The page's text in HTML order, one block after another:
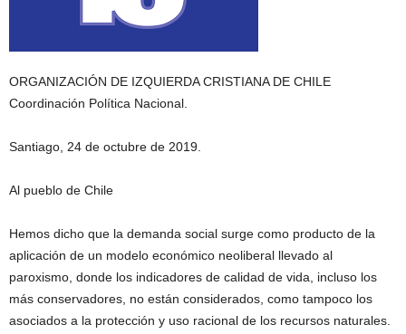
ORGANIZACIÓN DE IZQUIERDA CRISTIANA DE CHILE
Coordinación Política Nacional.
Santiago, 24 de octubre de 2019.
Al pueblo de Chile
Hemos dicho que la demanda social surge como producto de la
aplicación de un modelo económico neoliberal llevado al
paroxismo, donde los indicadores de calidad de vida, incluso los
más conservadores, no están considerados, como tampoco los
asociados a la protección y uso racional de los recursos naturales.